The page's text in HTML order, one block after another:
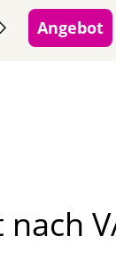
Angebot